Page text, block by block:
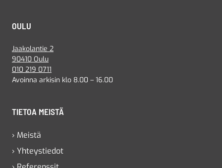
OULU
Jaakolantie 2
90410 Oulu
010 219 0711
Avoinna arkisin klo 8.00 – 16.00
TIETOA MEISTÄ
› Meistä
› Yhteystiedot